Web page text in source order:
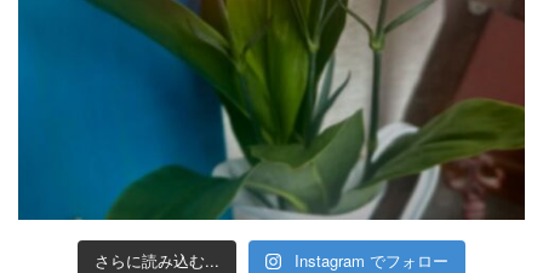
さらに読み込む... Instagram でフォロー